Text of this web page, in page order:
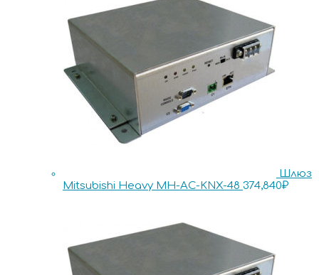
Шлюз
Mitsubishi Heavy MH-AC-KNX-48 374,840₽